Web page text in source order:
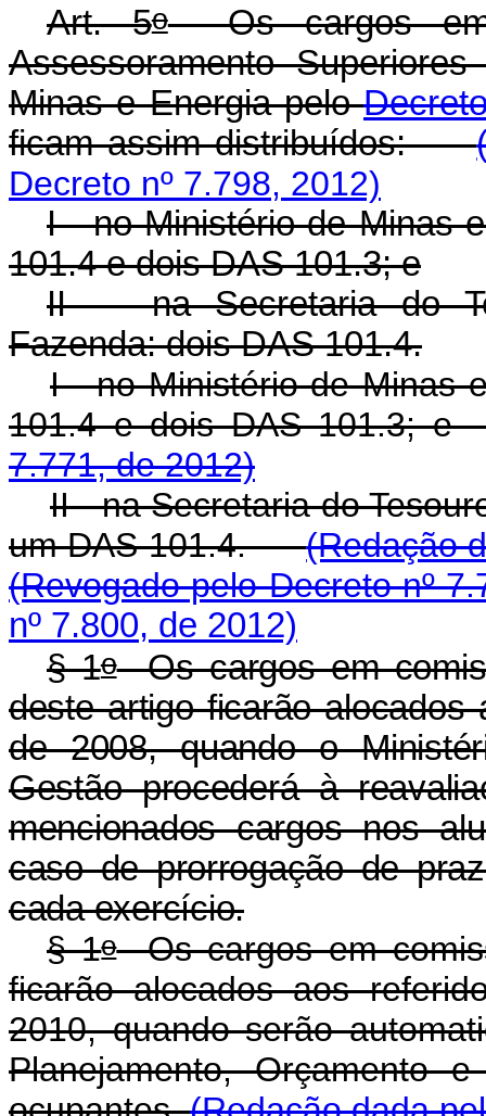
Art. 5oOs cargos em
Assessoramento
Minas e Energia pelo
ficam assim distribuídos:
Decreto nº 7.798, 2012)
I - no Ministério de Minas
101.4 e dois DAS 101.3; e
II - na Secretaria do
Fazenda: dois DAS 101.4.
I - no Ministério de Minas
101.4 e dois DAS
7.771, de 2012)
II - na Secretaria do
um DAS 101.4.(Redação
(Revogado pelo Decreto nº
nº 7.800, de 2012)
§ 1oOs cargos em
deste artigo ficarão
de 2008, quando o
Gestão procederá à
mencionados cargos nos
caso de prorrogação de
cada exercício.
§ 1oOs cargos em
ficarão alocados aos
2010, quando serão
Planejamento, Orçamento